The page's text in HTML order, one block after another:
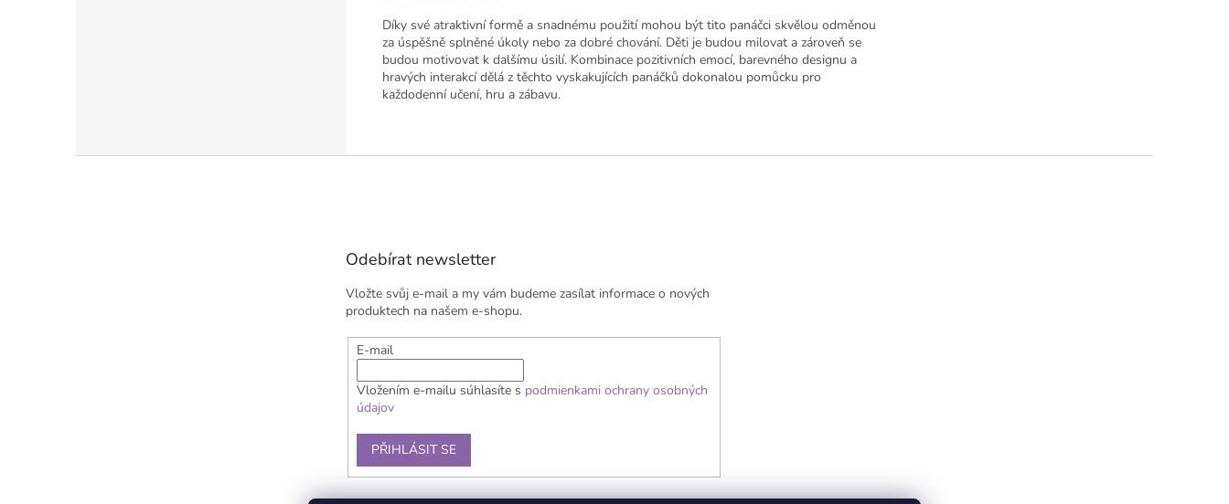
Díky své atraktivní formě a snadnému použití mohou být tito panáčci skvělou odměnou
za úspěšně splněné úkoly nebo za dobré chování. Děti je budou milovat a zároveň se
budou motivovat k dalšímu úsilí. Kombinace pozitivních emocí, barevného designu a
hravých interakcí dělá z těchto vyskakujících panáčků dokonalou pomůcku pro
každodenní učení, hru a zábavu.
Odebírat newsletter
Vložte svůj e-mail a my vám budeme zasílat informace o nových
produktech na našem e-shopu.
E-mail
Vložením e-mailu súhlasíte s podmienkami ochrany osobných
údajov
PŘIHLÁSIT SE